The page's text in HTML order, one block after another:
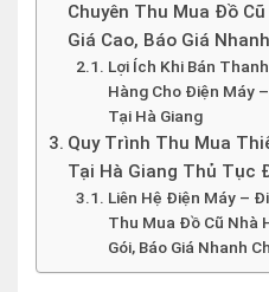
Chuyên Thu Mua Đồ
Giá Cao, Báo Giá Nhanh
Lợi Ích Khi Bán
Hàng Cho Điện Máy
Tại Hà Giang
Quy Trình Thu Mua
Tại Hà Giang Thủ Tục
Liên Hệ Điện Máy –
Thu Mua Đồ Cũ Nhà
Gói, Báo Giá Nhanh